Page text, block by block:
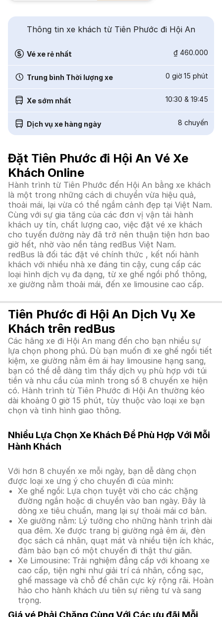
Thông tin xe khách từ Tiên Phước đi Hội An
Vé xe rẻ nhất ₫ 460.000
Trung bình Thời lượng xe 0 giờ 15 phút
Xe sớm nhất 10:30 & 19:45
Dịch vụ xe hàng ngày 8 chuyến
Đặt Tiên Phước đi Hội An Vé Xe
Khách Online
Hành trình từ Tiên Phước đến Hội An bằng xe khách
là một trong những cách di chuyển vừa hiệu quả,
thoải mái, lại vừa có thể ngắm cảnh đẹp tại Việt Nam.
Cùng với sự gia tăng của các đơn vị vận tải hành
khách uy tín, chất lượng cao, việc đặt vé xe khách
cho tuyến đường này đã trở nên thuận tiện hơn bao
giờ hết, nhờ vào nền tảng redBus Việt Nam.
redBus là đối tác đặt vé chính thức , kết nối hành
khách với nhiều nhà xe đáng tin cậy, cung cấp các
loại hình dịch vụ đa dạng, từ xe ghế ngồi phổ thông,
xe giường nằm thoải mái, đến xe limousine cao cấp.
Tiên Phước đi Hội An Dịch Vụ Xe
Khách trên redBus
Các hãng xe đi Hội An mang đến cho bạn nhiều sự
lựa chọn phong phú. Dù bạn muốn đi xe ghế ngồi tiết
kiệm, xe giường nằm êm ái hay limousine hạng sang,
bạn có thể dễ dàng tìm thấy dịch vụ phù hợp với túi
tiền và nhu cầu của mình trong số 8 chuyến xe hiện
có. Hành trình từ Tiên Phước đi Hội An thường kéo
dài khoảng 0 giờ 15 phút, tùy thuộc vào loại xe bạn
chọn và tình hình giao thông.
Nhiều Lựa Chọn Xe Khách Để Phù Hợp Với Mỗi
Hành Khách
Với hơn 8 chuyến xe mỗi ngày, bạn dễ dàng chọn
được loại xe ưng ý cho chuyến đi của mình:
Xe ghế ngồi: Lựa chọn tuyệt vời cho các chặng
đường ngắn hoặc di chuyển vào ban ngày. Đây là
dòng xe tiêu chuẩn, mang lại sự thoải mái cơ bản.
Xe giường nằm: Lý tưởng cho những hành trình dài
qua đêm. Xe được trang bị giường ngả êm ái, đèn
đọc sách cá nhân, quạt mát và nhiều tiện ích khác,
đảm bảo bạn có một chuyến đi thật thư giãn.
Xe Limousine: Trải nghiệm đẳng cấp với khoang xe
cao cấp, tiện nghi như giải trí cá nhân, cổng sạc,
ghế massage và chỗ để chân cực kỳ rộng rãi. Hoàn
hảo cho hành khách ưu tiên sự riêng tư và sang
trọng.